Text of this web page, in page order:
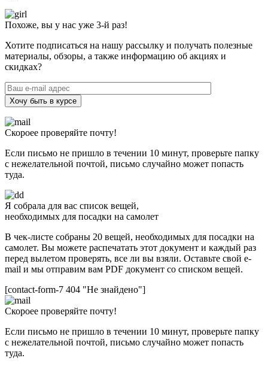
Похоже, вы у нас уже 3-й раз!
Хотите подписаться на нашу рассылку и получать полезные
материалы, обзоры, а также информацию об акциях и
скидках?
Хочу быть в курсе
Скороее проверяйте почту!
Если письмо не пришло в течении 10 минут, проверьте папку
с нежелательной почтой, письмо случайно может попасть
туда.
Я собрала для вас список вещей,
необходимых для посадки на самолет
В чек-листе собраны 20 вещей, необходимых для посадки на
самолет. Вы можете распечатать этот документ и каждый раз
перед вылетом проверять, все ли вы взяли. Оставьте свой e-
mail и мы отправим вам PDF документ со списком вещей.
[contact-form-7 404 "Не знайдено"]
Скороее проверяйте почту!
Если письмо не пришло в течении 10 минут, проверьте папку
с нежелательной почтой, письмо случайно может попасть
туда.